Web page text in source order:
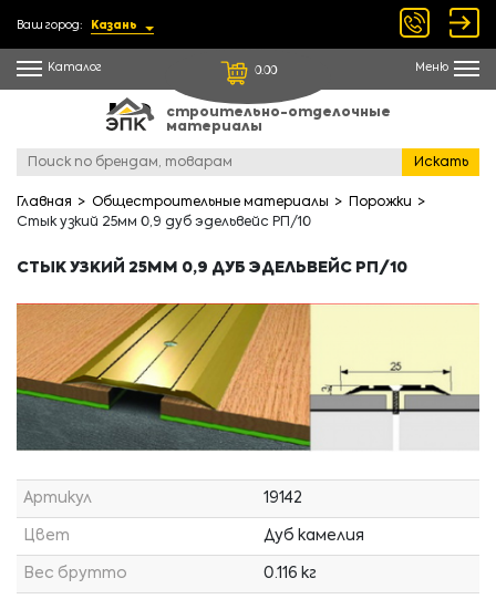
Ваш город: Казань
Каталог 0.00 Меню
строительно-отделочные
материалы
Искать
Главная Общестроительные материалы
Порожки
Стык узкий 25мм 0,9 дуб эдельвейс РП/10
СТЫК УЗКИЙ 25ММ 0,9 ДУБ ЭДЕЛЬВЕЙС РП/10
Артикул 19142
Цвет Дуб камелия
Вес брутто 0.116 кг